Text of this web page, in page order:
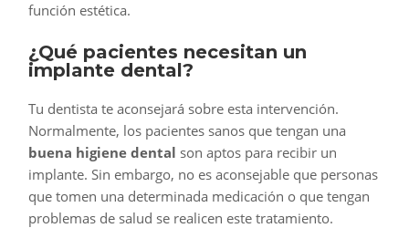
función estética.
¿Qué pacientes necesitan un
implante dental?
Tu dentista te aconsejará sobre esta intervención.
Normalmente, los pacientes sanos que tengan una
buena higiene dental son aptos para recibir un
implante. Sin embargo, no es aconsejable que personas
que tomen una determinada medicación o que tengan
problemas de salud se realicen este tratamiento.